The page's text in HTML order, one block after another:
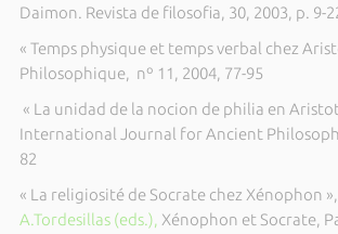
Daimon. Revista de filosofia, 30, 2003, p. 9-
« Temps physique et temps verbal chez
Philosophique, nº 11, 2004, 77-95
« La unidad de la nocion de philia en
International Journal for Ancient
82
« La religiosité de Socrate chez Xénophon
A.Tordesillas (eds.), Xénophon et Socrate,